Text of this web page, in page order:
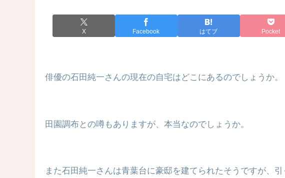
X Facebook はてブ Pocket
俳優の石田純一さんの現在の自宅はどこにあるのでしょうか。
田園調布との噂もありますが、本当なのでしょうか。
また石田純一さんは青葉台に豪邸を建てられたそうですが、引